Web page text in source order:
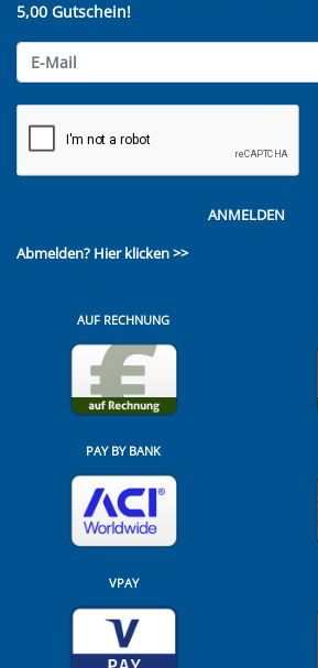
5,00 Gutschein!
ANMELDEN
Abmelden? Hier klicken >>
AUF RECHNUNG
PAY BY BANK
VPAY